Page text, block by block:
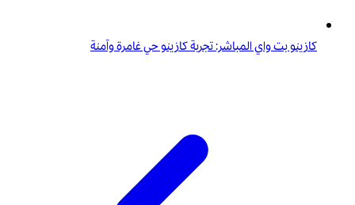
كازينو بت واي المباشر: تجربة كازينو حي غامرة وآمنة